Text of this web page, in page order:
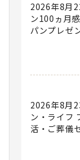
2026年8月
ン100ヵ月
パンプレゼ
2026年8月
ン・ライフ
活・ご葬儀